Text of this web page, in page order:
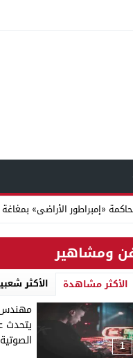
«إمبراطور الأراضى»
دينية سودانية
15:51 بشار سعود.. “78 ساعة غيرت كل شيء”
ومشاهير
الأكثر مشاهدة الأكثر
1
مهندس
الصوتية